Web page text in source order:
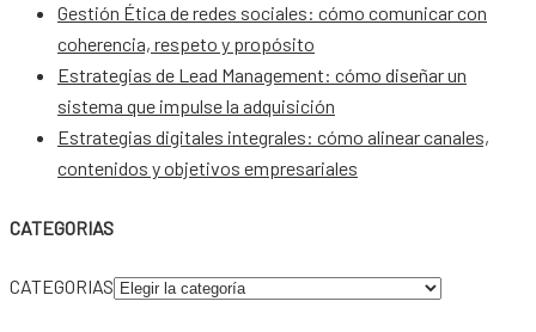
Gestión Ética de redes sociales: cómo comunicar con
coherencia, respeto y propósito
Estrategias de Lead Management: cómo diseñar un
sistema que impulse la adquisición
Estrategias digitales integrales: cómo alinear canales,
contenidos y objetivos empresariales
CATEGORIAS
CATEGORIAS